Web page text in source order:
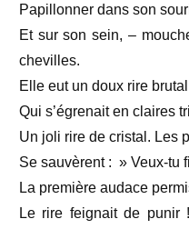
Papillonner dans son
Et sur son sein, –
chevilles.
Elle eut un doux rire brutal
Qui s’égrenait en claires
Un joli rire de cristal. Les
Se sauvèrent : » Veux-tu
La première audace
Le rire feignait de punir